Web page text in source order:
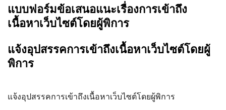
แบบฟอร์มข้อเสนอแนะเรื่องการเข้าถึง
เนื้อหาเว็บไซต์โดยผู้พิการ
แจ้งอุปสรรคการเข้าถึงเนื้อหาเว็บไซต์โดยผู้
พิการ
แจ้งอุปสรรคการเข้าถึงเนื้อหาเว็บไซต์โดยผู้พิการ